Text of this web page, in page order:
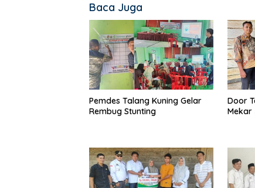
Baca Juga
Pemdes Talang Kuning Gelar
Rembug Stunting
Door
Mekar